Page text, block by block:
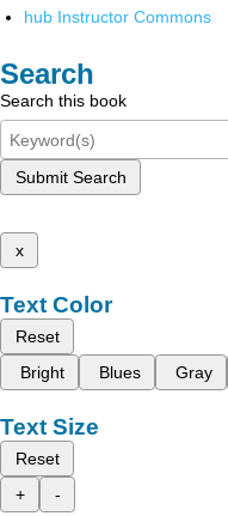
hub Instructor Commons
Search
Search this book
Submit Search
x
Text Color
Reset
Bright
Blues Gray
Text Size
Reset
+
-